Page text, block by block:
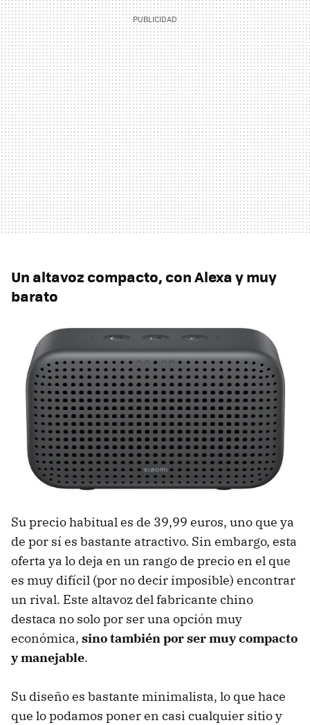
Un altavoz compacto, con Alexa y muy
barato
Su precio habitual es de 39,99 euros, uno que ya
de por sí es bastante atractivo. Sin embargo, esta
oferta ya lo deja en un rango de precio en el que
es muy difícil (por no decir imposible) encontrar
un rival. Este altavoz del fabricante chino
destaca no solo por ser una opción muy
económica, sino también por ser muy compacto
y manejable.
Su diseño es bastante minimalista, lo que hace
que lo podamos poner en casi cualquier sitio y